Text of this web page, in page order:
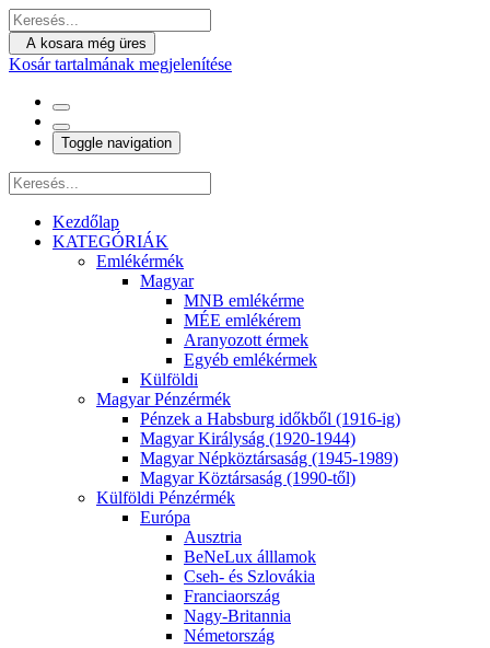
A kosara még üres
Kosár tartalmának megjelenítése
Toggle navigation
Kezdőlap
KATEGÓRIÁK
Emlékérmék
Magyar
MNB emlékérme
MÉE emlékérem
Aranyozott érmek
Egyéb emlékérmek
Külföldi
Magyar Pénzérmék
Pénzek a Habsburg időkből (1916-ig)
Magyar Királyság (1920-1944)
Magyar Népköztársaság (1945-1989)
Magyar Köztársaság (1990-től)
Külföldi Pénzérmék
Európa
Ausztria
BeNeLux álllamok
Cseh- és Szlovákia
Franciaország
Nagy-Britannia
Németország